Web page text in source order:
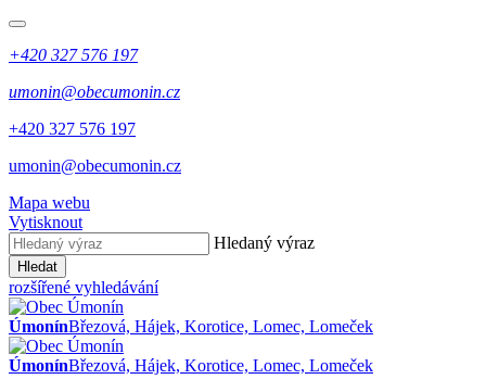
+420 327 576 197
umonin@obecumonin.cz
+420 327 576 197
umonin@obecumonin.cz
Mapa webu
Vytisknout
Hledaný výraz
Hledat
rozšířené vyhledávání
ÚmonínBřezová, Hájek, Korotice, Lomec, Lomeček
ÚmonínBřezová, Hájek, Korotice, Lomec, Lomeček